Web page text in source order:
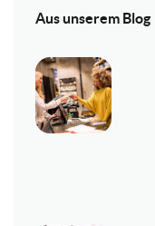
Aus unserem Blog